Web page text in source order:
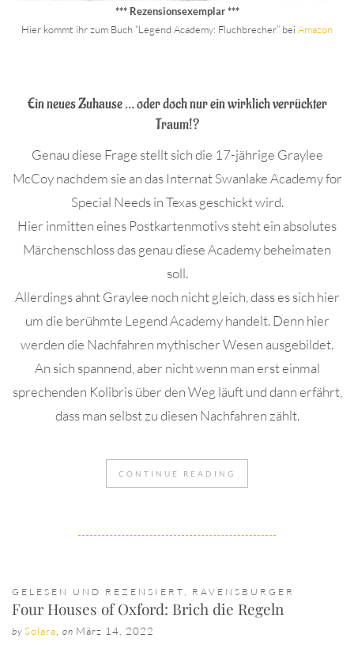
*** Rezensionsexemplar ***
Hier kommt ihr zum Buch “Legend Academy: Fluchbrecher” bei Amazon
Ein neues Zuhause … oder doch nur ein wirklich verrückter
Traum!?
Genau diese Frage stellt sich die 17-jährige Graylee
McCoy nachdem sie an das Internat Swanlake Academy for
Special Needs in Texas geschickt wird.
Hier inmitten eines Postkartenmotivs steht ein absolutes
Märchenschloss das genau diese Academy beheimaten
soll.
Allerdings ahnt Graylee noch nicht gleich, dass es sich hier
um die berühmte Legend Academy handelt. Denn hier
werden die Nachfahren mythischer Wesen ausgebildet.
An sich spannend, aber nicht wenn man erst einmal
sprechenden Kolibris über den Weg läuft und dann erfährt,
dass man selbst zu diesen Nachfahren zählt.
CONTINUE READING
GELESEN UND REZENSIERT, RAVENSBURGER
Four Houses of Oxford: Brich die Regeln
by Solara on März 14, 2022